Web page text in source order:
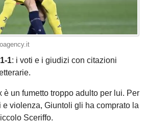
1: i voti e i giudizi con citazioni
è un fumetto troppo adulto per lui. Per
e violenza, Giuntoli gli ha comprato la
Sceriffo.